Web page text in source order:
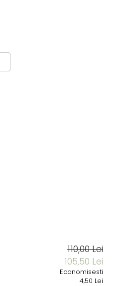
110,00 Lei
105,50 Lei
Economisesti
4,50 Lei